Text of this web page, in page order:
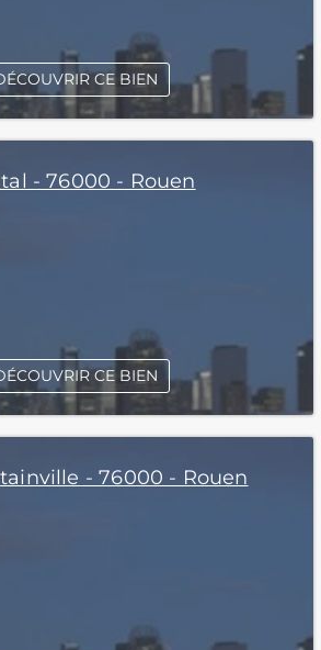
CE BIEN
- 76000 - Rouen
CE BIEN
- 76000 - Rouen